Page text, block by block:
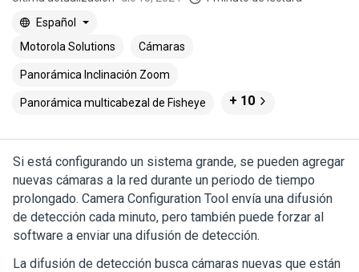
Español
Motorola Solutions
Cámaras
Panorámica Inclinación Zoom
Panorámica multicabezal de Fisheye + 10
Si está configurando un sistema grande, se pueden agregar
nuevas cámaras a la red durante un periodo de tiempo
prolongado. Camera Configuration Tool envía una difusión
de detección cada minuto, pero también puede forzar al
software a enviar una difusión de detección.
La difusión de detección busca cámaras nuevas que están